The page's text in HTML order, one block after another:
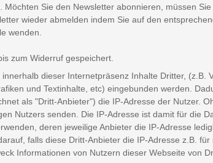
Möchten Sie den Newsletter abonnieren, müssen
wieder abmelden indem Sie auf den
wenden.
zum Widerruf gespeichert.
dieser Internetpräsenz Inhalte Dritter, (z.B.
und Textinhalte, etc) eingebunden werden.
als "Dritt-Anbieter") die IP-Adresse der Nutzer.
Nutzers senden. Die IP-Adresse ist damit für die
deren jeweilige Anbieter die IP-Adresse
falls diese Dritt-Anbieter die IP-Adresse z.B.
Informationen von Nutzern dieser Webseite von